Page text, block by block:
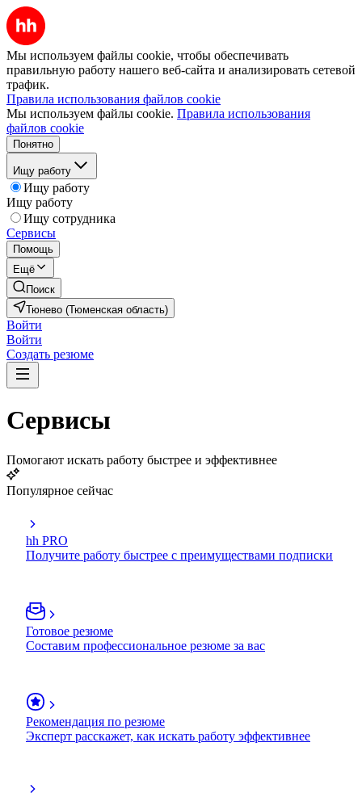
Мы используем файлы cookie, чтобы обеспечивать
правильную работу нашего веб-сайта и анализировать сетевой
трафик.
Правила использования файлов cookie
Мы используем файлы cookie. Правила использования
файлов cookie
Понятно
Ищу работу
Ищу работу
Ищу работу
Ищу сотрудника
Сервисы
Помощь
Ещё
Поиск
Тюнево (Тюменская область)
Войти
Войти
Создать резюме
Сервисы
Помогают искать работу быстрее и эффективнее
Популярное сейчас
hh PRO
Получите работу быстрее с преимуществами подписки
Готовое резюме
Составим профессиональное резюме за вас
Рекомендация по резюме
Эксперт расскажет, как искать работу эффективнее